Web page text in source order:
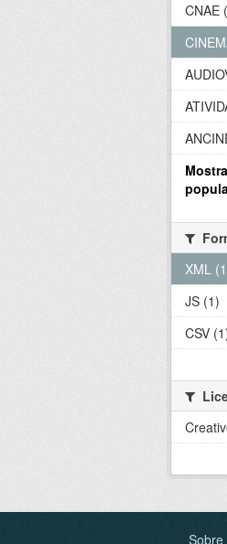
CNAE
XML
JS (1)
CSV
Sobre